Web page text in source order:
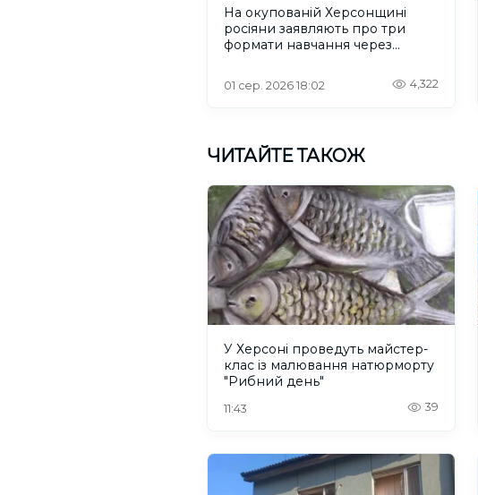
На окупованій Херсонщині
росіяни заявляють про три
формати навчання через
01 сер. 2026 18:02 4,322
ЧИТАЙТЕ ТАКОЖ
У Херсоні проведуть майстер-
клас із малювання натюрморту
"Рибний день"
11:43 39